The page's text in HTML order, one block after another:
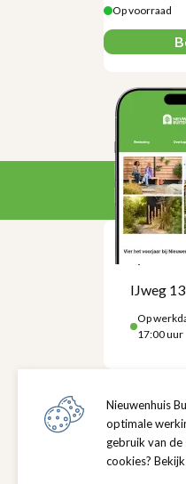
Op voorraad
IJweg
Op
17:00 uur
IJweg 1338
2152 NA
Toon route
Nieuwenhuis
optimale
gebruik van
cookies?